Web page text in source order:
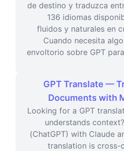
de destino y traduzca
136 idiomas
fluidos y naturales en
Cuando necesita
envoltorio sobre GPT
GPT Translate —
Documents with
Looking for a GPT
understands
(ChatGPT) with Claude
translation is cross-